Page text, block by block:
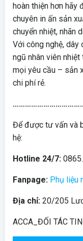
hoàn thiện hơn hãy
chuyên in ấn sản
chuyển nhiệt, nhãn
Với công nghệ, dây
ngũ nhân viên
mọi yêu cầu – sản
chi phí rẻ.
Để được tư vấn và
hệ:
Hotline 24/7:
Fanpage: Phụ liệu
Địa chỉ: 20/205
ACCA_ĐỐI TÁC